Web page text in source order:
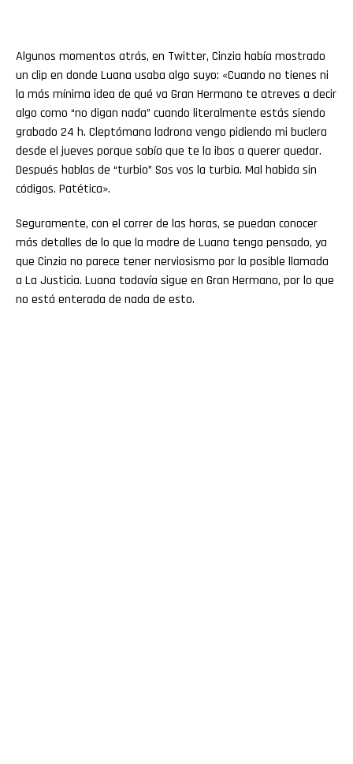
Algunos momentos atrás, en Twitter, Cinzia había mostrado
un clip en donde Luana usaba algo suyo: «Cuando no tienes ni
la más mínima idea de qué va Gran Hermano te atreves a decir
algo como “no digan nada” cuando literalmente estás siendo
grabado 24 h. Cleptómana ladrona vengo pidiendo mi buclera
desde el jueves porque sabía que te la ibas a querer quedar.
Después hablas de “turbio” Sos vos la turbia. Mal habida sin
códigos. Patética».
Seguramente, con el correr de las horas, se puedan conocer
más detalles de lo que la madre de Luana tenga pensado, ya
que Cinzia no parece tener nerviosismo por la posible llamada
a La Justicia. Luana todavía sigue en Gran Hermano, por lo que
no está enterada de nada de esto.